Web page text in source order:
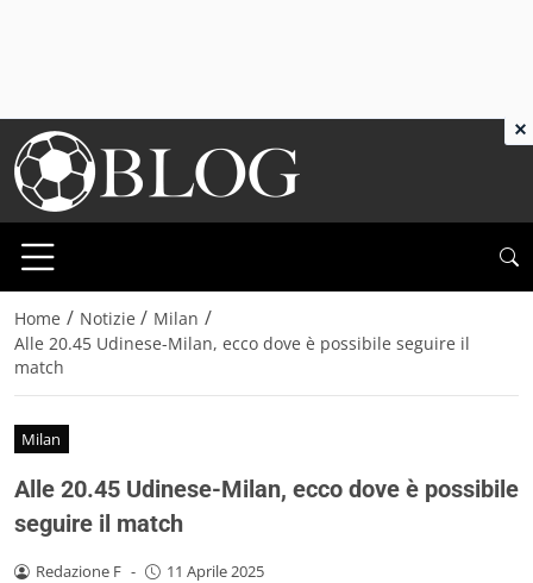
Home / Notizie / Milan /
Alle 20.45 Udinese-Milan, ecco dove è possibile seguire il
match
Milan
Alle 20.45 Udinese-Milan, ecco dove è possibile
seguire il match
Redazione F - 11 Aprile 2025
×